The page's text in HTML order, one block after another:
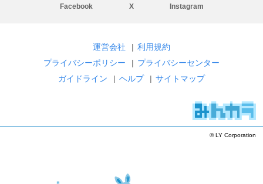
Facebook X Instagram
運営会社 | 利用規約
プライバシーポリシー
| プライバシーセンター
ガイドライン
| ヘルプ | サイトマップ
© LY Corporation